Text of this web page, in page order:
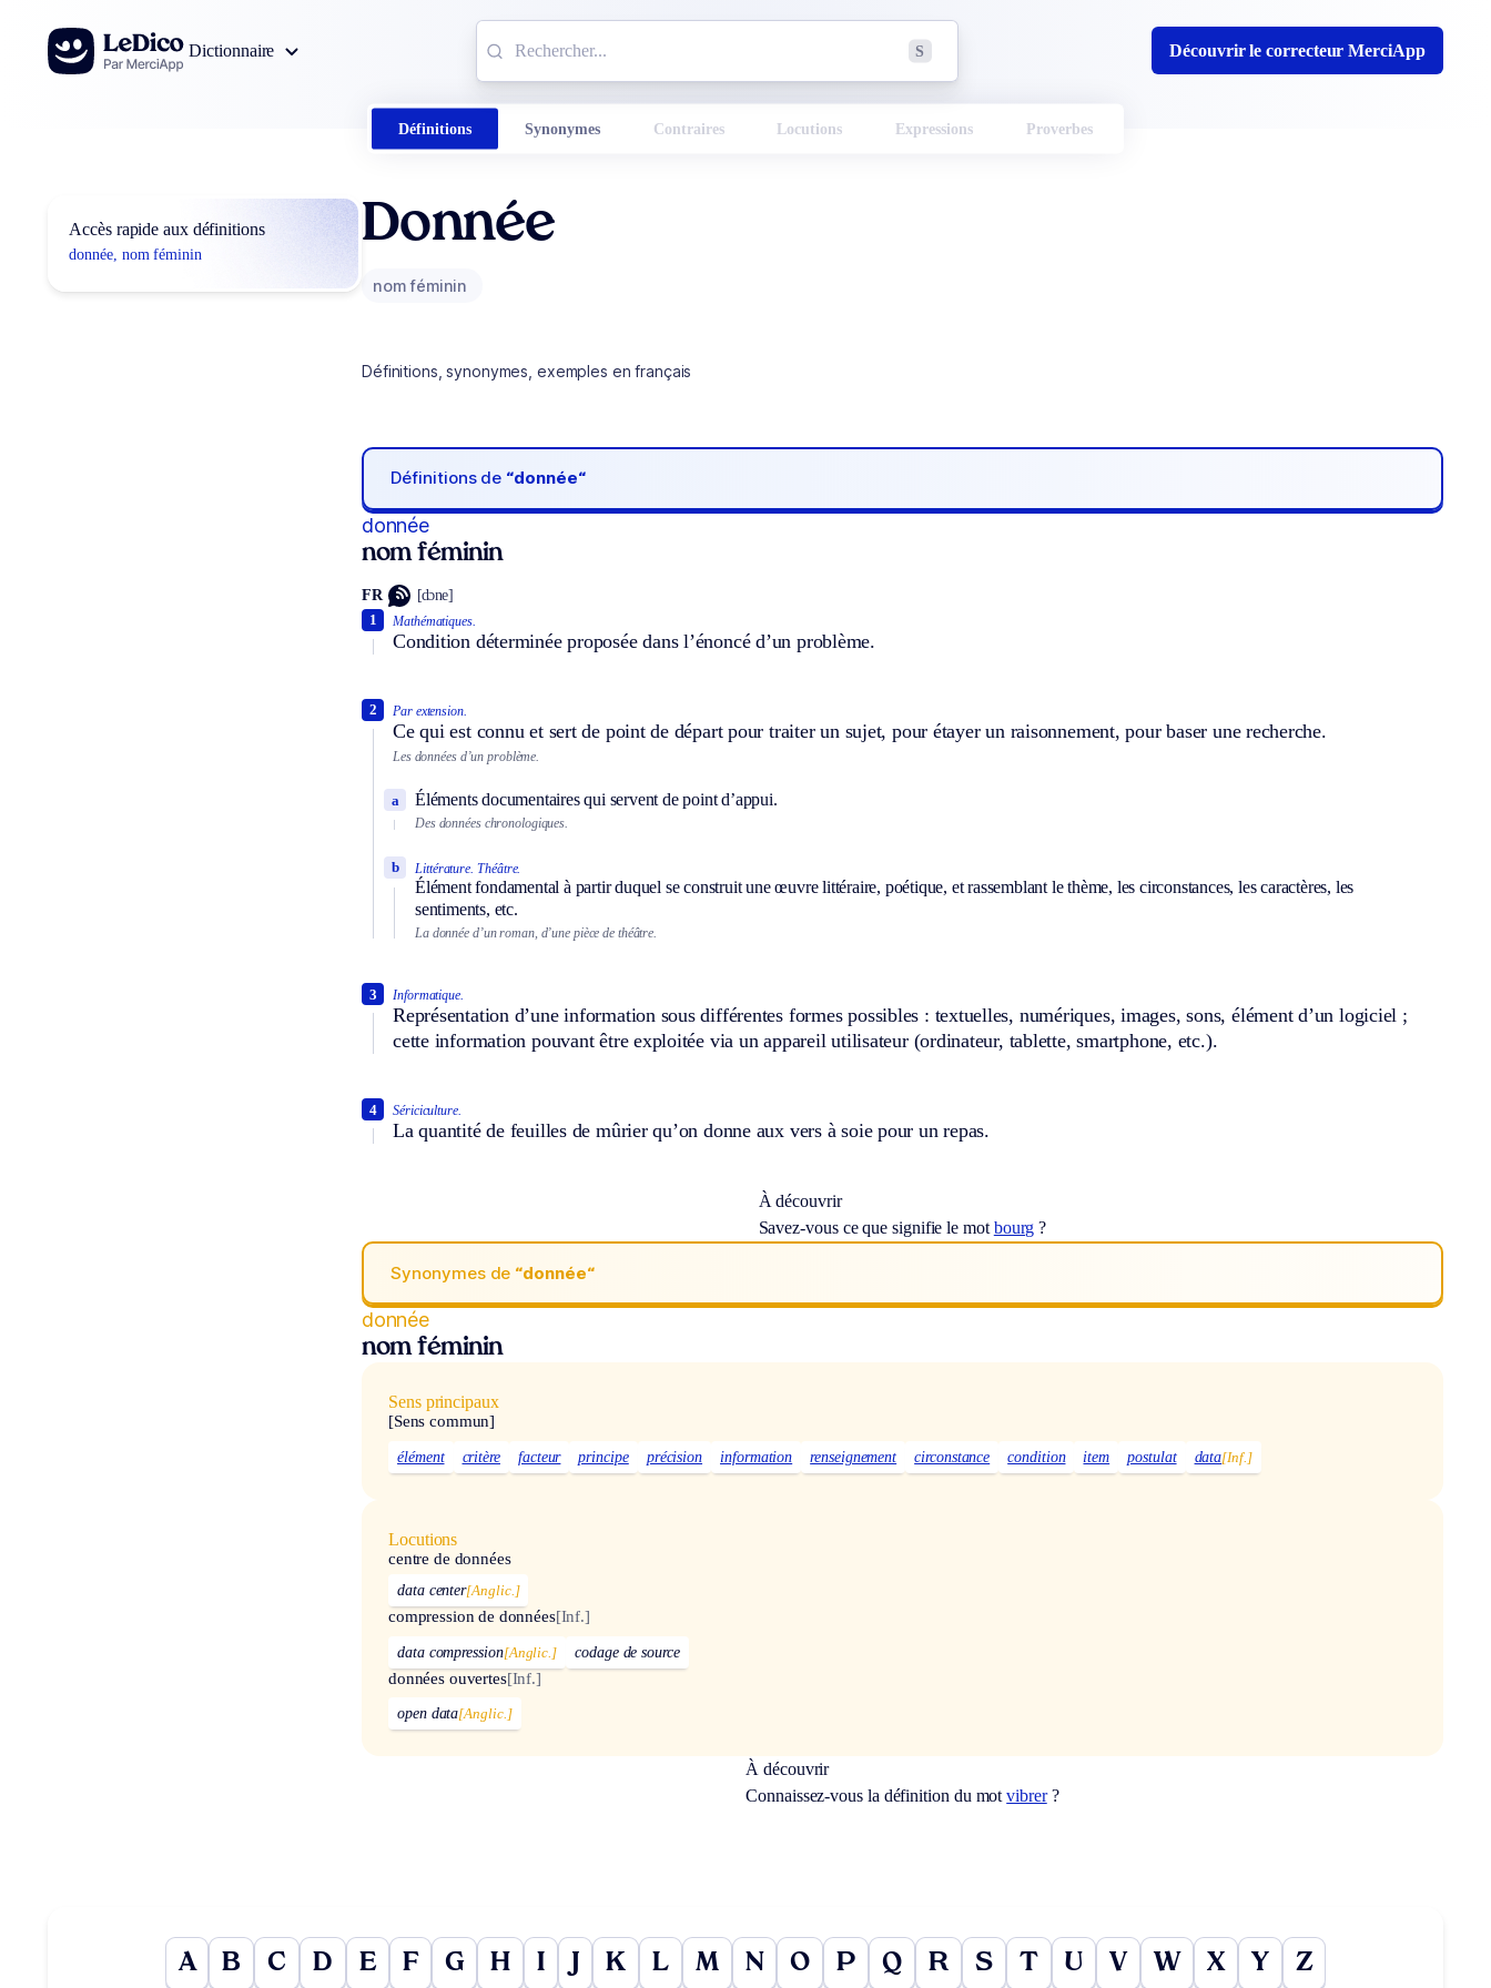
Aller au contenu
Dictionnaire
S Découvrir le correcteur MerciApp
Définitions Synonymes Contraires Locutions Expressions Proverbes
Accès rapide aux définitions
donnée, nom féminin
Donnée
nom féminin
Définitions, synonymes, exemples en français
Définitions de “donnée“
donnée
nom féminin
FR [dɔne]
Mathématiques.
Condition déterminée proposée dans l’énoncé d’un problème.
1
Par extension.
Ce qui est connu et sert de point de départ pour traiter un sujet, pour étayer un raisonnement, pour baser une recherche.
2
Les données d’un problème.
Éléments documentaires qui servent de point d’appui.
a
Des données chronologiques.
Littérature. Théâtre.
Élément fondamental à partir duquel se construit une œuvre littéraire, poétique, et rassemblant le thème, les circonstances, les caractères, les
sentiments, etc.
b
La donnée d’un roman, d’une pièce de théâtre.
Informatique.
Représentation d’une information sous différentes formes possibles : textuelles, numériques, images, sons, élément d’un logiciel ;
cette information pouvant être exploitée via un appareil utilisateur (ordinateur, tablette, smartphone, etc.).
3
Sériciculture.
La quantité de feuilles de mûrier qu’on donne aux vers à soie pour un repas.
4
À découvrir
Savez-vous ce que signifie le mot bourg ?
Synonymes de “donnée“
donnée
nom féminin
Sens principaux
[Sens commun]
élément critère facteur principe précision information renseignement circonstance condition item postulat data[Inf.]
Locutions
centre de données
data center[Anglic.]
compression de données[Inf.]
data compression[Anglic.] codage de source
données ouvertes[Inf.]
open data[Anglic.]
À découvrir
Connaissez-vous la définition du motvibrer?
A B C D E F G H I J K L M N O P Q R S T U V W X Y Z